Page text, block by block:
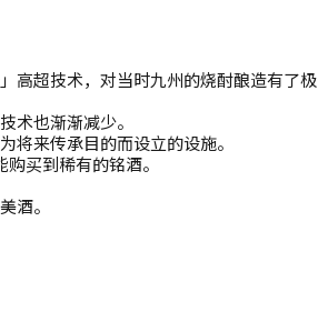
高超技术，对当时九州的烧酎酿造有了极
术也渐渐减少。
将来传承目的而设立的设施。
买到稀有的铭酒。
酒。